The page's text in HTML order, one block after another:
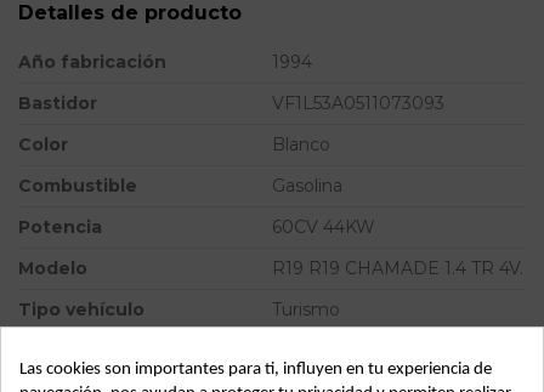
Detalles de producto
Año fabricación
1994
Bastidor
VF1L53A0511073093
Color
Blanco
Combustible
Gasolina
Potencia
60CV 44KW
Modelo
R19 R19 CHAMADE 1.4 TR 4V.
Tipo vehículo
Turismo
Las cookies son importantes para ti, influyen en tu experiencia de